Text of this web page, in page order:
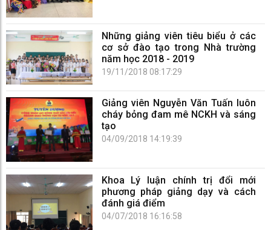
Những giảng viên tiêu biểu ở các
cơ sở đào tạo trong Nhà trường
năm học 2018 - 2019
19/11/2018 08:17:29
Giảng viên Nguyễn Văn Tuấn luôn
cháy bỏng đam mê NCKH và sáng
tạo
04/09/2018 14:19:39
Khoa Lý luận chính trị đổi mới
phương pháp giảng dạy và cách
đánh giá điểm
04/07/2018 16:16:58